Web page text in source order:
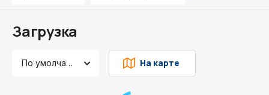
Загрузка
По умолчанию На карте